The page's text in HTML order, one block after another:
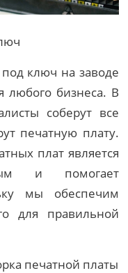
ключ на заводе
любого бизнеса. В
соберут все
печатную плату.
плат является
и помогает
мы обеспечим
для правильной
печатной платы